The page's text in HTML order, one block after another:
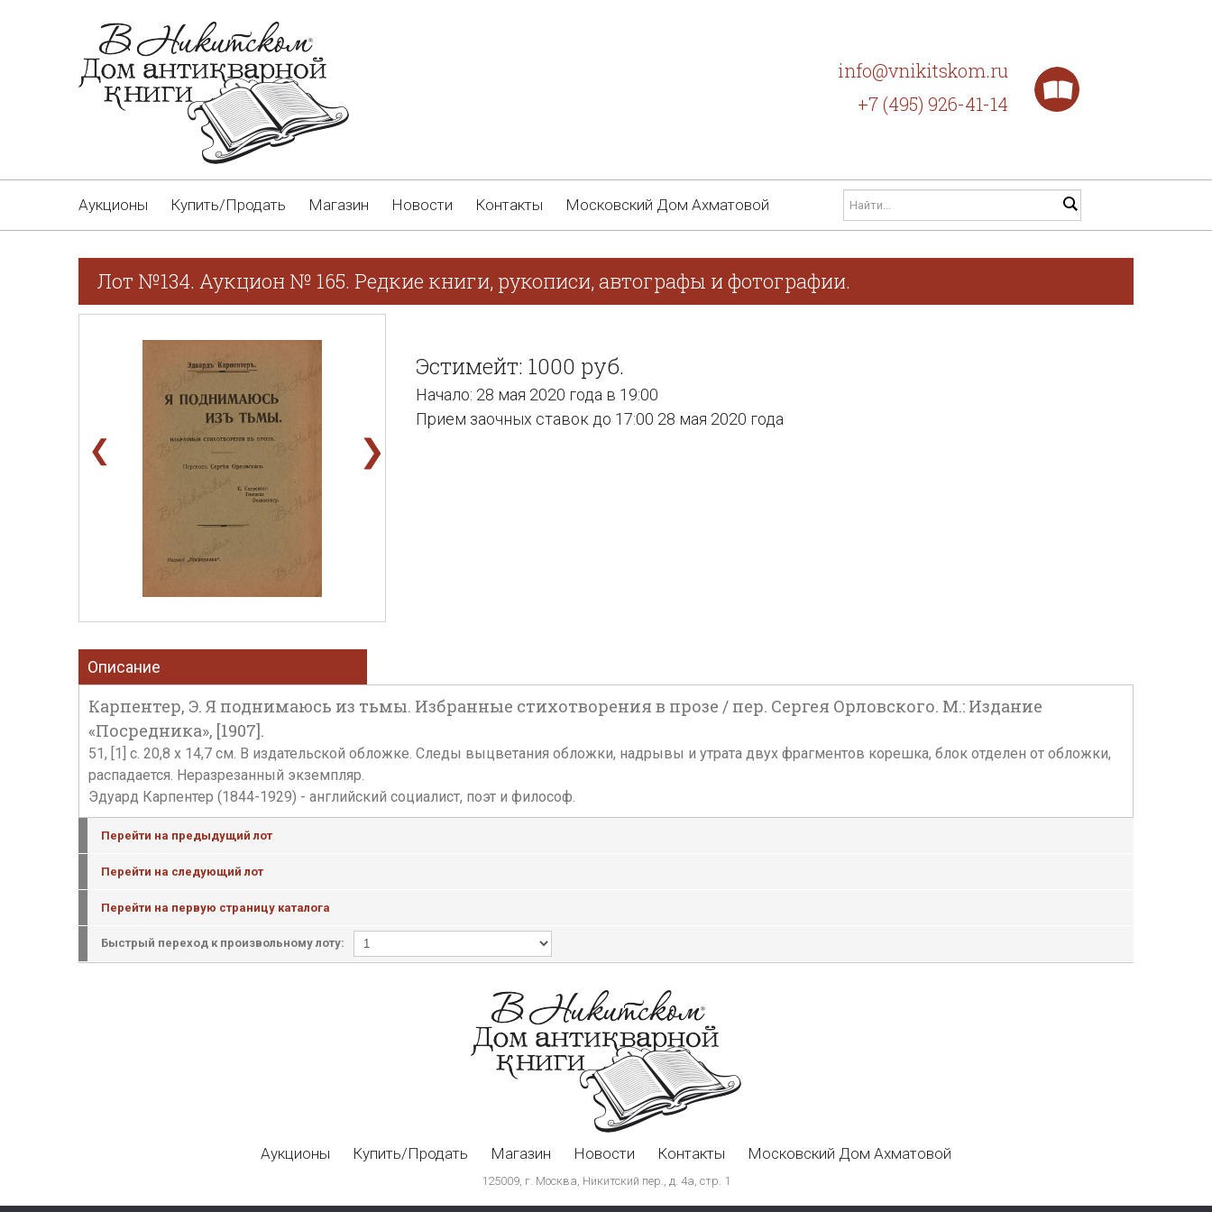
info@vnikitskom.ru
+7 (495) 926-41-14
Аукционы Купить/Продать Магазин Новости Контакты Московский Дом Ахматовой
Лот №134. Аукцион № 165. Редкие книги, рукописи, автографы и фотографии.
❮ ❯
Эстимейт: 1000 руб.
Начало: 28 мая 2020 года в 19:00
Прием заочных ставок до 17:00 28 мая 2020 года
Описание
Карпентер, Э. Я поднимаюсь из тьмы. Избранные стихотворения в прозе / пер. Сергея Орловского. М.: Издание
«Посредника», [1907].
51, [1] с. 20,8 х 14,7 см. В издательской обложке. Следы выцветания обложки, надрывы и утрата двух фрагментов корешка, блок отделен от обложки,
распадается. Неразрезанный экземпляр.
Эдуард Карпентер (1844-1929) - английский социалист, поэт и философ.
Перейти на предыдущий лот
Перейти на следующий лот
Перейти на первую страницу каталога
Быстрый переход к произвольному лоту:
Аукционы Купить/Продать Магазин Новости Контакты Московский Дом Ахматовой
125009, г. Москва, Никитский пер., д. 4а, стр. 1